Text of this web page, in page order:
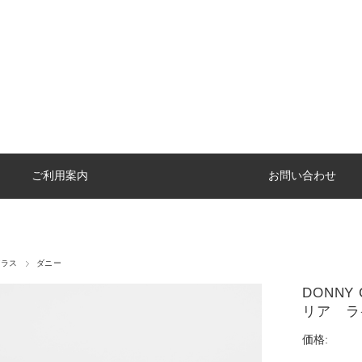
ご利用案内 お問い合わせ
ス ダニー
DONNY
リア ラ
価格: